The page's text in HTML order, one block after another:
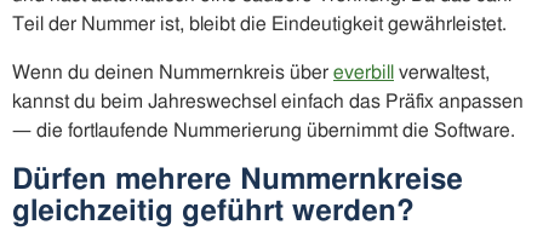
Teil der Nummer ist, bleibt die Eindeutigkeit gewährleistet.
Wenn du deinen Nummernkreis über everbill
verwaltest,
kannst du beim Jahreswechsel einfach das Präfix anpassen
— die fortlaufende Nummerierung übernimmt die Software.
Dürfen mehrere Nummernkreise
gleichzeitig geführt werden?